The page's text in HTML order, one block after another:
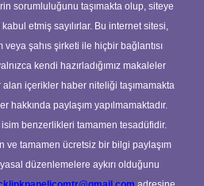
sorumluluğunu taşımakta olup, siteye
etmiş sayılırlar. Bu internet sitesi,
şahıs şirketi ile hiçbir bağlantısı
kendi hazırladığımız makaleler
alan içerikler haber niteliği taşımamakta
hakkında paylaşım yapılmamaktadır.
benzerlikleri tamamen tesadüfidir.
ve tamamen ücretsiz bir bilgi paylaşım
düzenlemelere aykırı olduğunu